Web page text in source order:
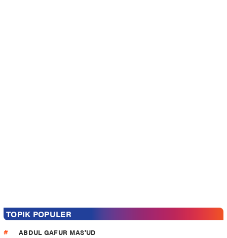
TOPIK POPULER
ABDUL GAFUR MAS'UD